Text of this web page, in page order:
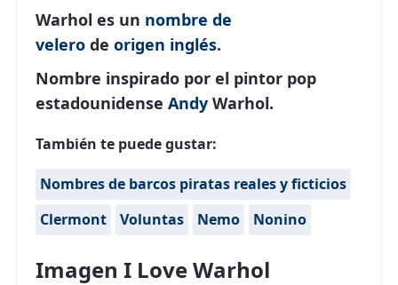
Warhol es un nombre de
velero de origen inglés.
Nombre inspirado por el pintor pop
estadounidense Andy Warhol.
También te puede gustar:
Nombres de barcos piratas reales y ficticios
Clermont
Voluntas Nemo Nonino
Imagen I Love Warhol